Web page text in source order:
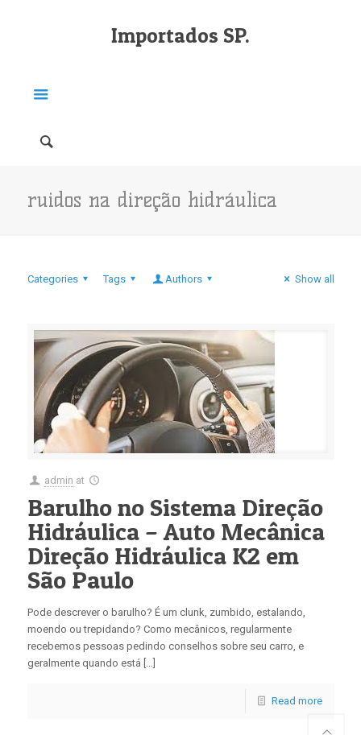
Importados SP.
ruidos na direção hidráulica
Categories Tags Authors Show all
admin at
Barulho no Sistema Direção
Hidráulica – Auto Mecânica
Direção Hidráulica K2 em
São Paulo
Pode descrever o barulho? É um clunk, zumbido, estalando,
moendo ou trepidando? Como mecânicos, regularmente
recebemos pessoas pedindo conselhos sobre seu carro, e
geralmente quando está […]
Read more